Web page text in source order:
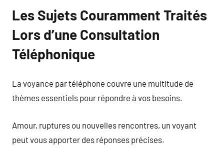
Les Sujets Couramment Traités
Lors d’une Consultation
Téléphonique
La voyance par téléphone couvre une multitude de
thèmes essentiels pour répondre à vos besoins.
Amour, ruptures ou nouvelles rencontres, un voyant
peut vous apporter des réponses précises.